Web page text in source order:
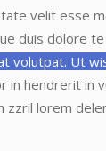
velit esse
duis dolore te
volutpat. Ut
in hendrerit in
lorem